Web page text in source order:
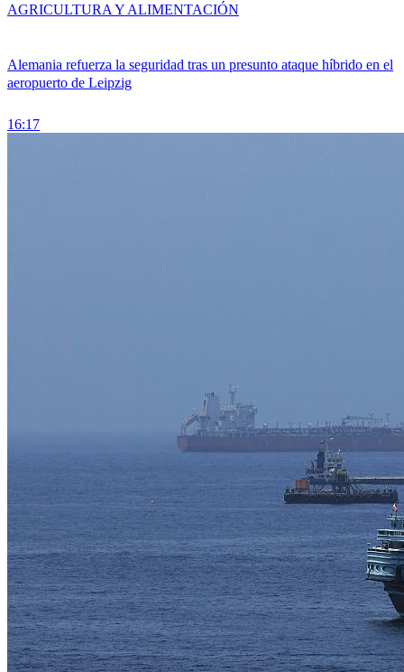
Alemania refuerza la seguridad tras un presunto ataque híbrido en el
aeropuerto de Leipzig
16:17
AGRICULTURA Y ALIMENTACIÓN